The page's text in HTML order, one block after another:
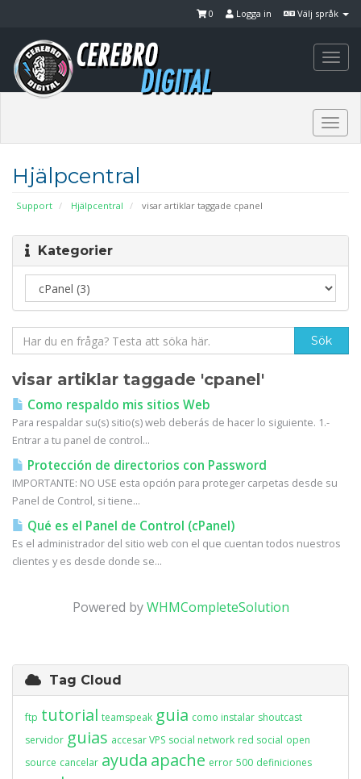
Välj språk
Logga in
0
Hjälpcentral
Support Hjälpcentral visar artiklar taggade cpanel
Kategorier
visar artiklar taggade 'cpanel'
Como respaldo mis sitios Web
Para respaldar su(s) sitio(s) web deberás de hacer lo siguiente. 1.-
Entrar a tu panel de control...
Protección de directorios con Password
IMPORTANTE: NO USE esta opción para proteger carpetas desde su
Panel de Control, si tiene...
Qué es el Panel de Control (cPanel)
Es el administrador del sitio web con el que cuentan todos nuestros
clientes y es desde donde se...
Powered byWHMCompleteSolution
Tag Cloud
ftp tutorial teamspeak guia como instalar shoutcast
servidor guias accesar VPS social network red social open
source cancelar ayuda apache error 500 definiciones